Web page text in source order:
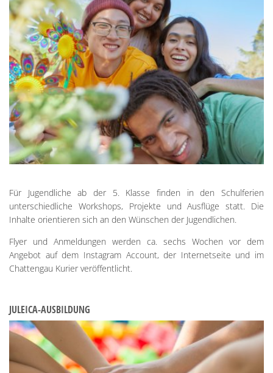
Für Jugendliche ab der 5. Klasse finden in den Schulferien
unterschiedliche Workshops, Projekte und Ausflüge statt. Die
Inhalte orientieren sich an den Wünschen der Jugendlichen.
Flyer und Anmeldungen werden ca. sechs Wochen vor dem
Angebot auf dem Instagram Account, der Internetseite und im
Chattengau Kurier veröffentlicht.
JULEICA-AUSBILDUNG